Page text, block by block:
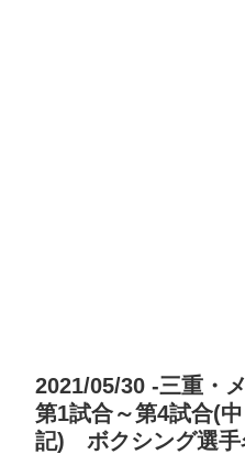
2021/05/30 -三重・
第1試合～第4試合(
記) ボクシング選手